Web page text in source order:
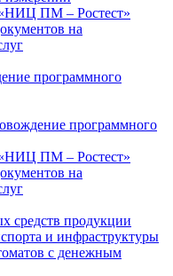
ПМ – Ростест»
на
программного
программного
ПМ – Ростест»
на
средств продукции
и инфраструктуры
с денежным